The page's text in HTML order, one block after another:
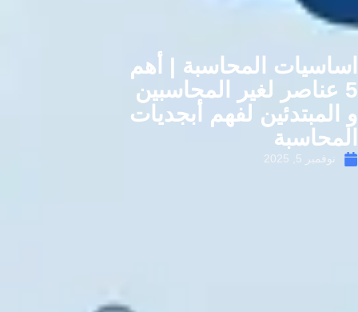
المحاسبة | أهم
عناصر لغير المحاسبين
لفهم أبجديات
نوفمبر 5, 2025